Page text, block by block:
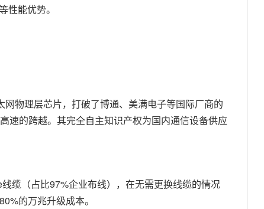
性能优势。
物理层芯片，打破了博通、美满电子等国际厂商的
速的跨越。其完全自主知识产权为国内通信设备供应
缆（占比97%企业布线），在无需更换线缆的情况
的万兆升级成本。